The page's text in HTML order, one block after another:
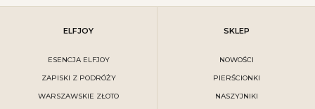
ELFJOY
ESENCJA ELFJOY
ZAPISKI Z PODRÓŻY
WARSZAWSKIE ZŁOTO
SKLEP
NOWOŚCI
PIERŚCIONKI
NASZYJNIKI